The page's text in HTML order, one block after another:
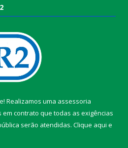
Realizamos uma assessoria
contrato que todas as exigências
serão atendidas. Clique aqui e